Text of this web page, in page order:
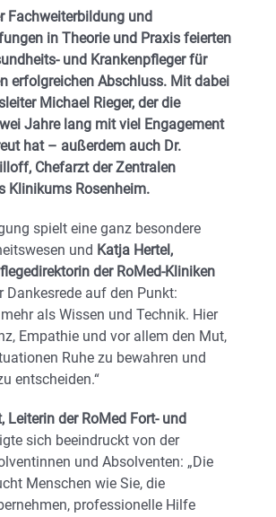
Fachweiterbildung und
in Theorie und Praxis feierten
und Krankenpfleger für
erfolgreichen Abschluss. Mit dabei
Michael Rieger, der die
Jahre lang mit viel Engagement
hat – außerdem auch Dr.
Chefarzt der Zentralen
Klinikums Rosenheim.
spielt eine ganz besondere
und Katja Hertel,
der RoMed-Kliniken
Dankesrede auf den Punkt:
als Wissen und Technik. Hier
Empathie und vor allem den Mut,
Ruhe zu bewahren und
entscheiden.“
Leiterin der RoMed Fort- und
sich beeindruckt von der
und Absolventen: „Die
Menschen wie Sie, die
professionelle Hilfe